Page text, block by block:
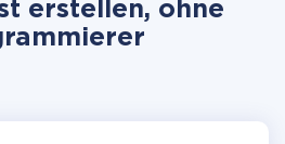
erstellen, ohne